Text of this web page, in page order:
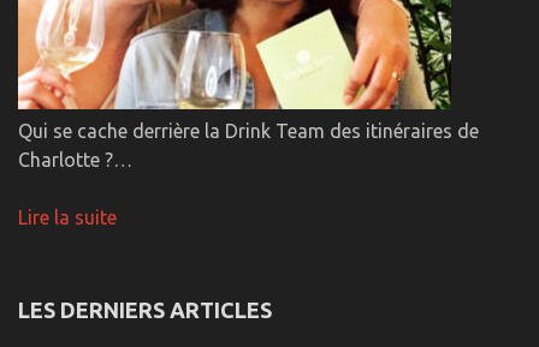
Qui se cache derrière la Drink Team des itinéraires de
Charlotte ?…
Lire la suite
LES DERNIERS ARTICLES